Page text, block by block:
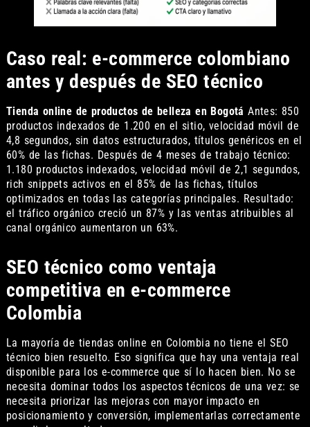
Caso real: e-commerce colombiano
antes y después de SEO técnico
Tienda online de productos de belleza en Bogotá Antes: 850
productos indexados de 1.200 en el sitio, velocidad móvil de
4,8 segundos, sin datos estructurados, títulos genéricos en el
60% de las fichas. Después de 4 meses de trabajo técnico:
1.180 productos indexados, velocidad móvil de 2,1 segundos,
rich snippets activos en el 85% de las fichas, títulos
optimizados en todas las categorías principales. Resultado:
el tráfico orgánico creció un 87% y las ventas atribuibles al
canal orgánico aumentaron un 63%.
SEO técnico como ventaja
competitiva en e-commerce
Colombia
La mayoría de tiendas online en Colombia no tiene el SEO
técnico bien resuelto. Eso significa que hay una ventaja real
disponible para los e-commerce que sí lo hacen bien. No se
necesita dominar todos los aspectos técnicos de una vez: se
necesita priorizar las mejoras con mayor impacto en
posicionamiento y conversión, implementarlas correctamente